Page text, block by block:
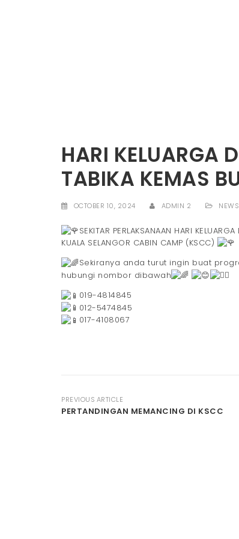
HARI KELUARGA
TABIKA KEMAS
OCTOBER 10, 2024 ADMIN 2 NEWS
SEKITAR PERLAKSANAAN HARI
KUALA SELANGOR CABIN CAMP (KSCC)
Sekiranya anda turut ingin buat
hubungi nombor dibawah
019-4814845
012-5474845
017-4108067
PREVIOUS ARTICLE
PERTANDINGAN MEMANCING DI KSCC